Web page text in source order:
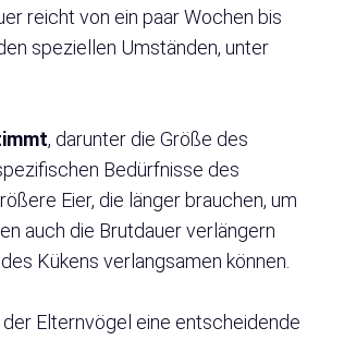
reicht von ein paar Wochen bis
speziellen Umständen, unter
, darunter die Größe des
Bedürfnisse des
Eier, die länger brauchen, um
auch die Brutdauer verlängern
Kükens verlangsamen können.
Elternvögel eine entscheidende